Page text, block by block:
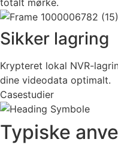
totalt mørke.
Sikker lagring
Krypteret lokal NVR-
dine videodata optimalt.
Casestudier
Typiske